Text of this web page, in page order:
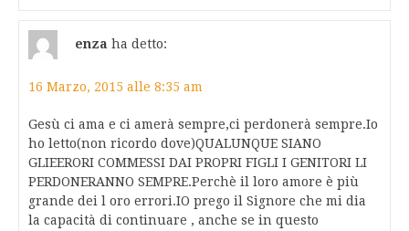
enza ha detto:
16 Marzo, 2015 alle 8:35 am
Gesù ci ama e ci amerà sempre,ci perdonerà sempre.Io
ho letto(non ricordo dove)QUALUNQUE SIANO
GLIEERORI COMMESSI DAI PROPRI FIGLI I GENITORI LI
PERDONERANNO SEMPRE.Perchè il loro amore è più
grande dei l oro errori.IO prego il Signore che mi dia
la capacità di continuare , anche se in questo